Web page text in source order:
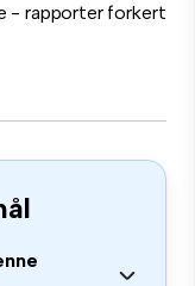
- rapporter forkert